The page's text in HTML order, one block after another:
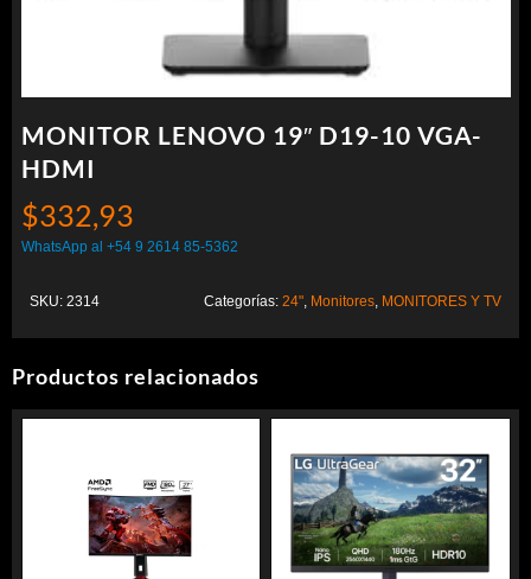
MONITOR LENOVO 19″ D19-10 VGA-
HDMI
$332,93
WhatsApp al +54 9 2614 85-5362
SKU: 2314 Categorías: 24" Monitores MONITORES Y TV
Productos relacionados